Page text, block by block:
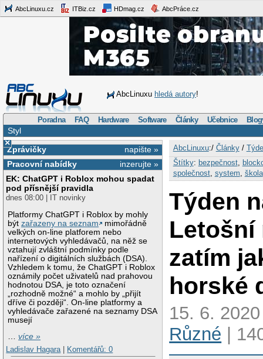
AbcLinuxu.cz ITBiz.cz HDmag.cz AbcPráce.cz
AbcLinuxu hledá autory!
Poradna FAQ Hardware Software Články Učebnice
Styl
×
napište »
Zprávičky
inzerujte »
Pracovní nabídky
EK: ChatGPT i Roblox mohou spadat
pod přísnější pravidla
dnes 08:00 | IT novinky
Platformy ChatGPT i Roblox by mohly
býtzařazeny na seznam
mimořádně
velkých on-line platforem nebo
internetových vyhledávačů, na něž se
vztahují zvláštní podmínky podle
nařízení o digitálních službách (DSA).
Vzhledem k tomu, že ChatGPT i Roblox
oznámily počet uživatelů nad prahovou
hodnotou DSA, je toto označení
„rozhodně možné“ a mohlo by „přijít
dříve či později“. On-line platformy a
vyhledávače zařazené na seznamy DSA
musejí
…více »
Ladislav Hagara
Komentářů: 0
AbcLinuxu:/ Články/
Štítky: bezpečnost,
společnost, system škola
Týden
Letošní
zatím
horské
15. 6.
Různé |